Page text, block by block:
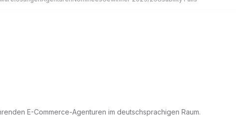
E-Commerce-Agenturen im deutschsprachigen Raum.